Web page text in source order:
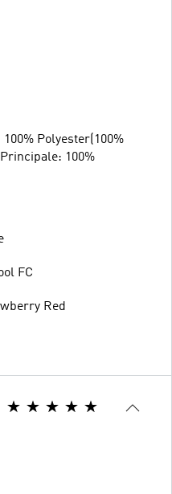
Polyester(100%
100%
FC
Red